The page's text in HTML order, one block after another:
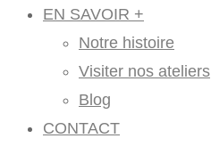
EN SAVOIR +
Notre histoire
Visiter nos ateliers
Blog
CONTACT